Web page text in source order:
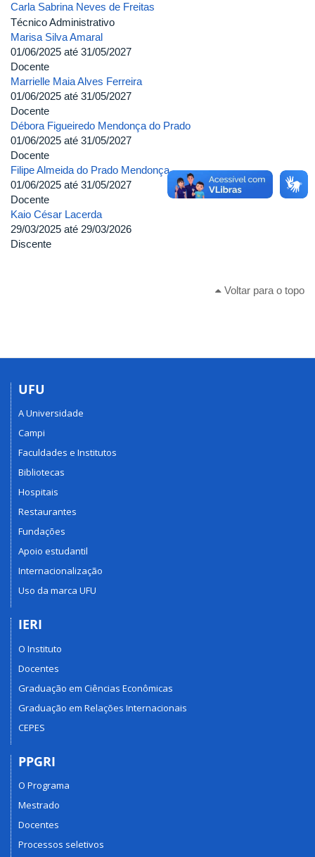
Carla Sabrina Neves de Freitas
Técnico Administrativo
Marisa Silva Amaral
01/06/2025 até 31/05/2027
Docente
Marrielle Maia Alves Ferreira
01/06/2025 até 31/05/2027
Docente
Débora Figueiredo Mendonça do Prado
01/06/2025 até 31/05/2027
Docente
Filipe Almeida do Prado Mendonça
01/06/2025 até 31/05/2027
Docente
Kaio César Lacerda
29/03/2025 até 29/03/2026
Discente
Voltar para o topo
UFU
A Universidade
Campi
Faculdades e Institutos
Bibliotecas
Hospitais
Restaurantes
Fundações
Apoio estudantil
Internacionalização
Uso da marca UFU
IERI
O Instituto
Docentes
Graduação em Ciências Econômicas
Graduação em Relações Internacionais
CEPES
PPGRI
O Programa
Mestrado
Docentes
Processos seletivos